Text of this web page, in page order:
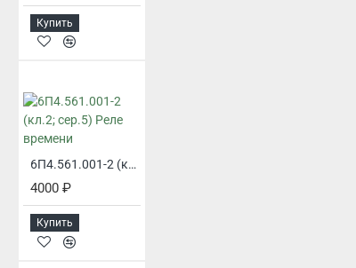
Купить
6П4.561.001-2 (кл.2; сер.5) Реле времени
4000 ₽
Купить